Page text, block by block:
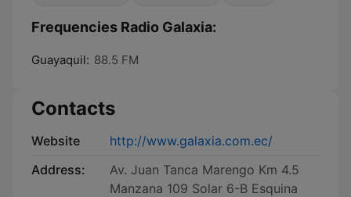
Frequencies Radio Galaxia:
Guayaquil: 88.5 FM
Contacts
Website
http://www.galaxia.com.ec/
Address:
Av. Juan Tanca Marengo Km 4.5
Manzana 109 Solar 6-B Esquina